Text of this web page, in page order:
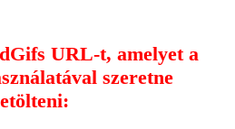
URL-t, amelyet a
szeretne